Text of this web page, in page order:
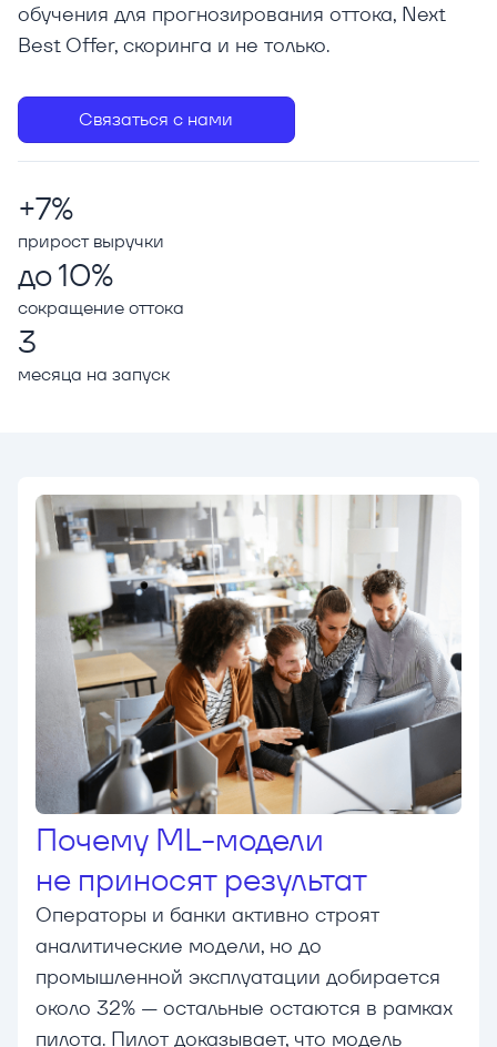
обучения для прогнозирования оттока, Next
Best Offer, скоринга и не только.
Связаться с нами
+7%
прирост выручки
до 10%
сокращение оттока
3
месяца на запуск
Почему ML-модели
не приносят результат
Операторы и банки активно строят
аналитические модели, но до
промышленной эксплуатации добирается
около 32% — остальные остаются в рамках
пилота. Пилот доказывает, что модель